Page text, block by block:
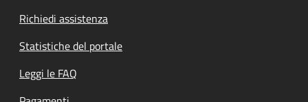
Richiedi assistenza
Statistiche del portale
Leggi le FAQ